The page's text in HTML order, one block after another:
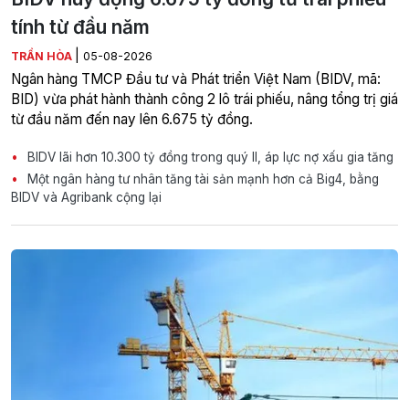
tính từ đầu năm
TRẦN HÒA 05-08-2026
Ngân hàng TMCP Đầu tư và Phát triển Việt Nam (BIDV, mã:
BID) vừa phát hành thành công 2 lô trái phiếu, nâng tổng trị giá
từ đầu năm đến nay lên 6.675 tỷ đồng.
BIDV lãi hơn 10.300 tỷ đồng trong quý II, áp lực nợ xấu gia tăng
Một ngân hàng tư nhân tăng tài sản mạnh hơn cả Big4, bằng
BIDV và Agribank cộng lại